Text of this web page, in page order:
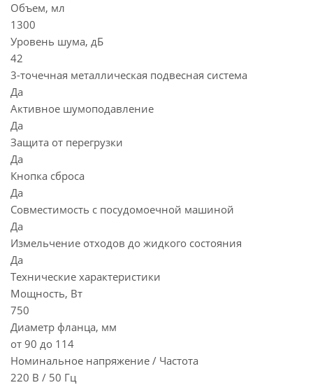
Объем, мл
1300
Уровень шума, дБ
42
3-точечная металлическая подвесная система
Да
Активное шумоподавление
Да
Защита от перегрузки
Да
Кнопка сброса
Да
Совместимость с посудомоечной машиной
Да
Измельчение отходов до жидкого состояния
Да
Технические характеристики
Мощность, Вт
750
Диаметр фланца, мм
от 90 до 114
Номинальное напряжение / Частота
220 В / 50 Гц